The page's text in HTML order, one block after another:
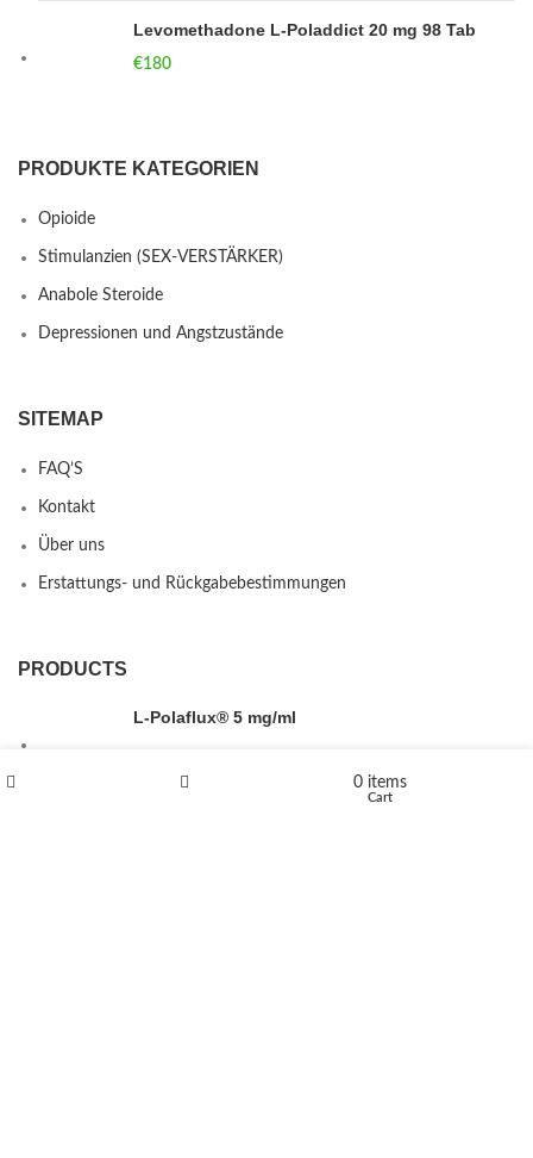
Levomethadone L-Poladdict 20 mg 98 Tab
€180
PRODUKTE KATEGORIEN
Opioide
Stimulanzien (SEX-VERSTÄRKER)
Anabole Steroide
Depressionen und Angstzustände
SITEMAP
FAQ’S
Kontakt
Über uns
Erstattungs- und Rückgabebestimmungen
PRODUCTS
L-Polaflux® 5 mg/ml
0 items
Cart